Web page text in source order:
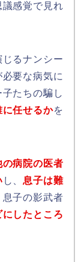
感覚で見れ
るナンシー
要な病気に
たちの騙し
に任せるかを
の病院の医者
し、息子は難
息子の影武者
したところ